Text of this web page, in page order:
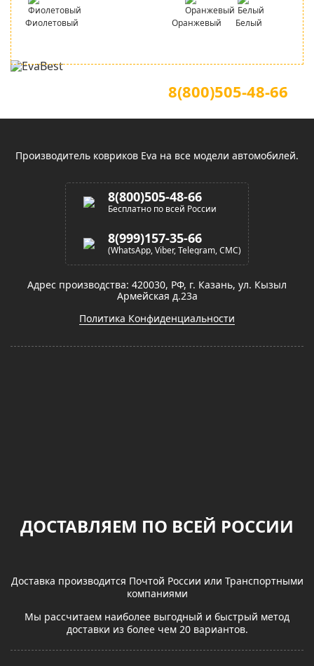
Фиолетовый Оранжевый Белый
8(800)505-48-66
Производитель ковриков Eva на все модели автомобилей.
8(800)505-48-66
Бесплатно по всей России
8(999)157-35-66
(WhatsApp, Viber, Telegram, СМС)
Адрес производства: 420030, РФ, г. Казань, ул. Кызыл
Армейская д.23а
Политика Конфиденциальности
ДОСТАВЛЯЕМ ПО ВСЕЙ РОССИИ
Доставка производится Почтой России или Транспортными
компаниями
Мы рассчитаем наиболее выгодный и быстрый метод
доставки из более чем 20 вариантов.